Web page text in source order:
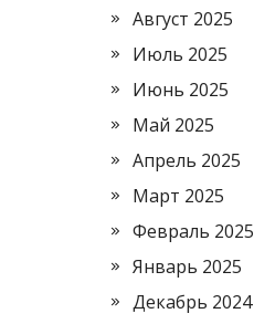
Август 2025
Июль 2025
Июнь 2025
Май 2025
Апрель 2025
Март 2025
Февраль 2025
Январь 2025
Декабрь 2024